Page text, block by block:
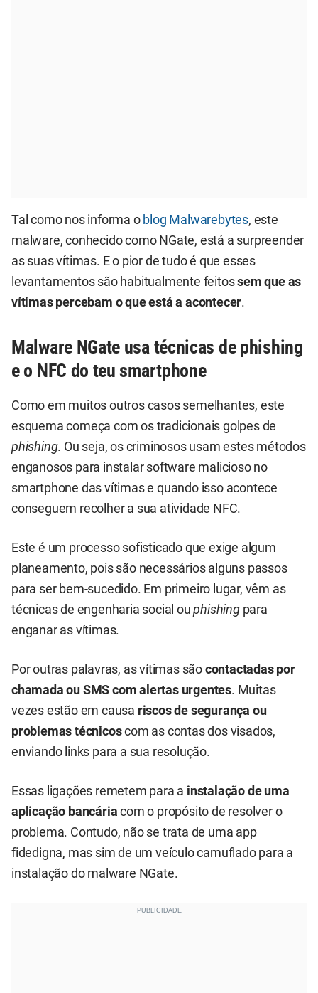
Tal como nos informa o blog Malwarebytes, este
malware, conhecido como NGate, está a surpreender
as suas vítimas. E o pior de tudo é que esses
levantamentos são habitualmente feitossem que as
vítimas percebam o que está a acontecer.
Malware NGate usa técnicas de phishing
e o NFC do teu smartphone
Como em muitos outros casos semelhantes, este
esquema começa com os tradicionais golpes de
phishing. Ou seja, os criminosos usam estes métodos
enganosos para instalar software malicioso no
smartphone das vítimas e quando isso acontece
conseguem recolher a sua atividade NFC.
Este é um processo sofisticado que exige algum
planeamento, pois são necessários alguns passos
para ser bem-sucedido. Em primeiro lugar, vêm as
técnicas de engenharia social ouphishingpara
enganar as vítimas.
Por outras palavras, as vítimas são contactadas por
chamada ou SMS com alertas urgentes. Muitas
vezes estão em causa riscos de segurança ou
problemas técnicoscom as contas dos visados,
enviando links para a sua resolução.
Essas ligações remetem para a instalação de uma
aplicação bancária com o propósito de resolver o
problema. Contudo, não se trata de uma app
fidedigna, mas sim de um veículo camuflado para a
instalação do malware NGate.